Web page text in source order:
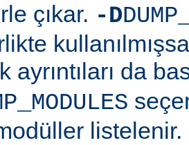
çıkar. -D
ayrıntıları da
listelenir.